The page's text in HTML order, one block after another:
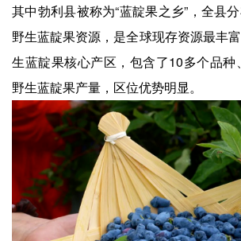
其中勃利县被称为“蓝靛果之乡”，全县
野生蓝靛果资源，是全球现存资源最丰
生蓝靛果核心产区，包含了10多个品种
野生蓝靛果产量，区位优势明显。